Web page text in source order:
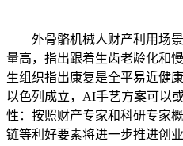
外骨骼机械人财产利用场景
量高，指出跟着生齿老龄化和
生组织指出康复是全平易近健
以色列成立，AI手艺方案可以
性：按照财产专家和科研专家
链等利好要素将进一步推进创